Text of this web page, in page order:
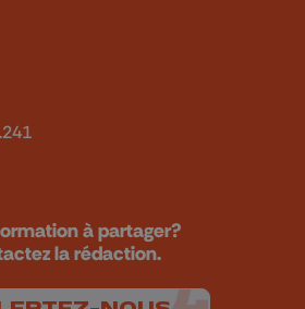
à partager?
la rédaction.